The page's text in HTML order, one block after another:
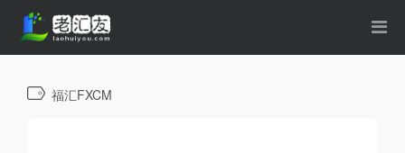
福汇FXCM